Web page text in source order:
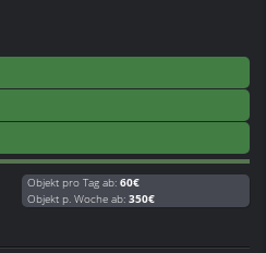
Objekt pro Tag ab: 60€
Objekt p. Woche ab: 350€